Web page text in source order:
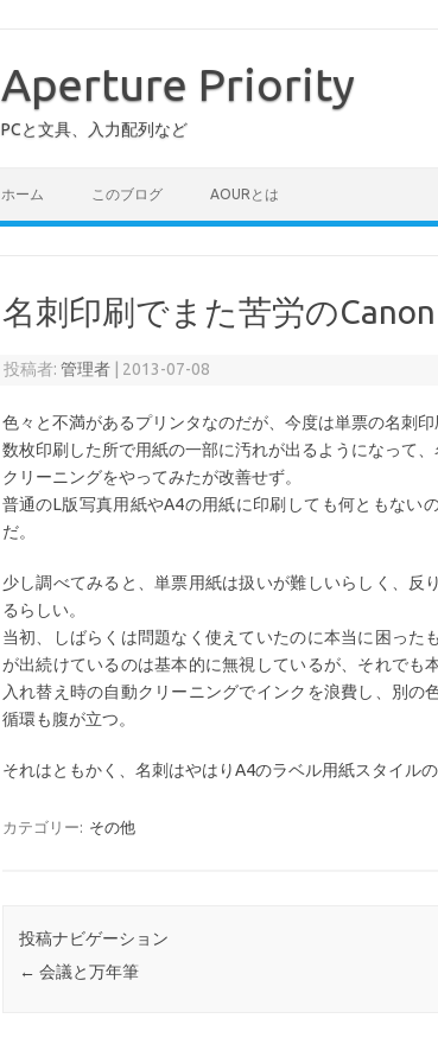
Aperture Priority
PCと文具、入力配列など
ホーム このブログ AOURとは
名刺印刷でまた苦労の
投稿者:管理者 2013-07-08
色々と不満があるプリンタなのだが、今度は単票の名刺印
数枚印刷した所で用紙の一部に汚れが出るようになって
クリーニングをやってみたが改善せず。
普通のL版写真用紙やA4の用紙に印刷しても何ともない
だ。
少し調べてみると、単票用紙は扱いが難しいらしく、反
るらしい。
当初、しばらくは問題なく使えていたのに本当に困った
が出続けているのは基本的に無視しているが、それでも
入れ替え時の自動クリーニングでインクを浪費し、別の
循環も腹が立つ。
それはともかく、名刺はやはりA4のラベル用紙スタイル
カテゴリー: その他
投稿ナビゲーション
← 会議と万年筆